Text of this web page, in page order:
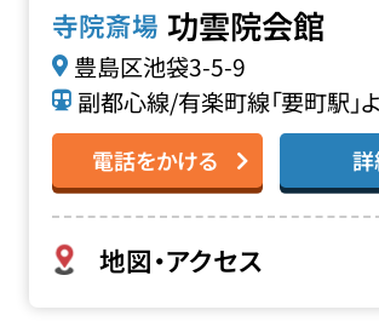
寺院斎場 功雲院会館
豊島区池袋3-5-9
副都心線/有楽町線「要町駅」
電話をかける
地図・アクセス